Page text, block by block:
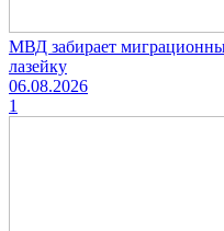
МВД забирает
лазейку
06.08.2026
1